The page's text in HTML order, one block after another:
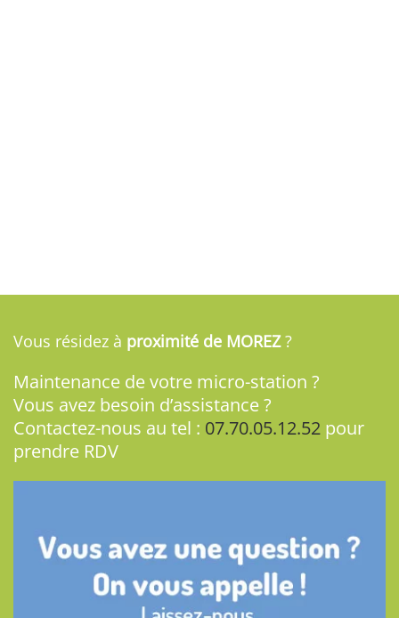
Vous résidez à proximité de MOREZ?
Maintenance de votre micro-station ?
Vous avez besoin d’assistance ?
Contactez-nous au tel : 07.70.05.12.52 pour
prendre RDV